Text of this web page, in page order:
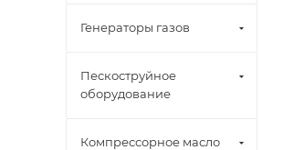
Генераторы газов
Пескоструйное
оборудование
Компрессорное масло